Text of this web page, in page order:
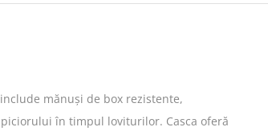
mănuși de box rezistente,
în timpul loviturilor. Casca oferă